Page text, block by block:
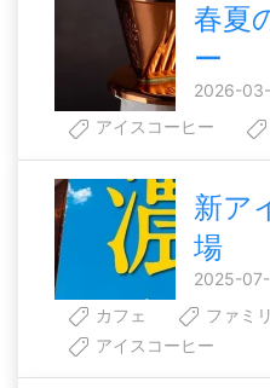
春夏
ー
2026-
アイスコーヒー
新ア
場
2025-
カフェ
ファミ
アイスコーヒー